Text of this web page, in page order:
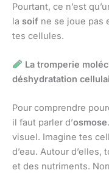
Pourtant, ce n’est
la soif ne se joue pas
tes cellules.
La tromperie
déshydratation
Pour comprendre
il faut parler d’osmose
visuel. Imagine tes
d’eau. Autour d’elles,
et des nutriments.